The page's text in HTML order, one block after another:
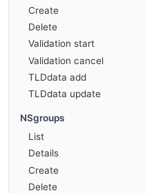
Create
Delete
Validation start
Validation cancel
TLDdata add
TLDdata update
NSgroups
List
Details
Create
Delete